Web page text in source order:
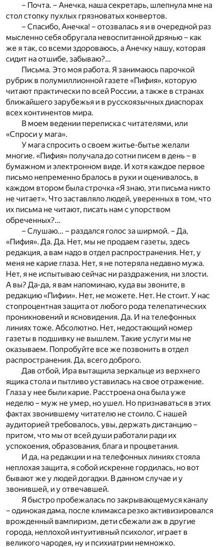
– Почта. – Анечка, наша секретарь, шлепнула мне на
стол стопку пухлых грязноватых конвертов.
– Спасибо, Анечка! – отозвалась я и в очередной раз
мысленно себя обругала невоспитанной дрянью – как
же я так, со всеми здороваюсь, а Анечку нашу, которая
сидит на отшибе, забываю?…
Письма. Это моя работа. Я занимаюсь парочкой
рубрик в полумиллионной газете «Пифия», которую
читают практически по всей России, а также в странах
ближайшего зарубежья и в русскоязычных диаспорах
всех континентов мира.
В моем ведении переписка с читателями, или
«Спроси у мага».
У мага спросить о своем житье-бытье желали
многие. «Пифия» получала до сотни писем в день – в
бумажном и электронном виде. И хотя каждое первое
письмо непременно бралось в руки и оценивалось, в
каждом втором была строчка «Я знаю, эти письма никто
не читает». Что заставляло людей, уверенных в том, что
их письма не читают, писать нам с упорством
обреченных?…
– Слушаю… – раздался голос за ширмой. – Да,
«Пифия». Да. Да. Нет, мы не продаем газеты, здесь
редакция, а вам надо в отдел распространения. Нет, у
меня не карие глаза. Нет, я не потеряла недавно мужа.
Нет, я не испытываю сейчас ни раздражения, ни злости.
А вы? Да-да, я вам напоминаю, куда вы звоните, в
редакцию «Пифии». Нет, не можете. Нет. Не стоит. У нас
стопроцентная защита от любого рода телепатических
проникновений и ясновидения. Да. И на телефонных
линиях тоже. Абсолютно. Нет, недостающий номер
газеты в подшивку не вышлем. Такие услуги мы не
оказываем. Попробуйте все же позвонить в отдел
распространения. Да, всего доброго.
Дав отбой, Ира вытащила зеркальце из верхнего
ящика стола и пытливо уставилась на свое отражение.
Глаза у нее были карие. Расстроена она была уже
неделю – муж не умер, но ушел. Но признаваться в этих
фактах звонившему читателю не стоило. С нашей
аудиторией требовалось, увы, держать дистанцию –
притом, что мы от всей души работали ради их
успокоения, образования, блага и процветания.
И да, на редакции и на телефонных линиях стояла
неплохая защита, я собой искренне гордилась, но вот
бывают же у людей догадки. В данном случае и у
звонившей, и у отвечавшей.
Я быстро пробежалась по закрывающемуся каналу
– одинокая дама, после климакса резко активизировался
врожденный вампиризм, дети сбежали аж в другие
города, неплохой интуитивный психолог, играет в
великого чародея, ну и психиатрии немножко.